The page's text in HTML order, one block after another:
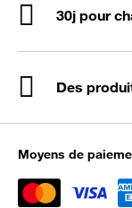
30j pour
Des
Moyens de